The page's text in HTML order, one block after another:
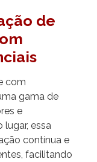
de
com
gama de
e
lugar, essa
contínua e
facilitando